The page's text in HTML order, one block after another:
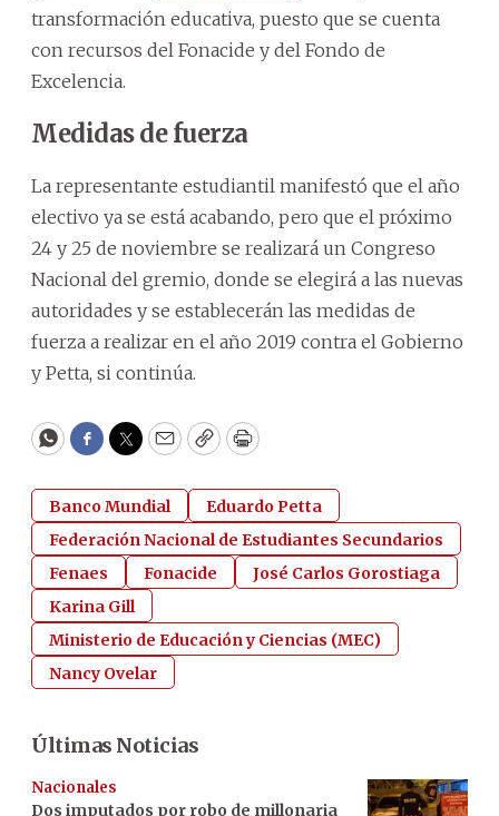
transformación educativa, puesto que se cuenta
con recursos del Fonacide y del Fondo de
Excelencia.
Medidas de fuerza
La representante estudiantil manifestó que el año
electivo ya se está acabando, pero que el próximo
24 y 25 de noviembre se realizará un Congreso
Nacional del gremio, donde se elegirá a las nuevas
autoridades y se establecerán las medidas de
fuerza a realizar en el año 2019 contra el Gobierno
y Petta, si continúa.
WhatsApp
Facebook
Twitter
EmailCopyPrint
Banco Mundial
Eduardo Petta
Federación Nacional de Estudiantes Secundarios
Fenaes
Fonacide
José Carlos Gorostiaga
Karina Gill
Ministerio de Educación y Ciencias (MEC)
Nancy Ovelar
Últimas Noticias
Nacionales
Dos imputados por robo de millonaria